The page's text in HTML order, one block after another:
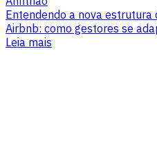
Entendendo a nova estrutura
Airbnb: como gestores se
Leia mais